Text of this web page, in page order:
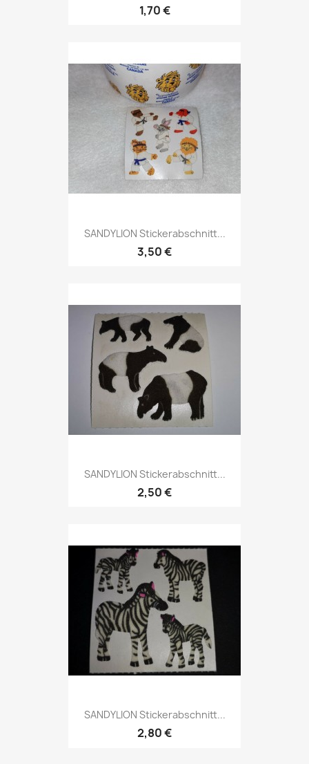
1,70 €
SANDYLION Stickerabschnitt...
3,50 €
SANDYLION Stickerabschnitt...
2,50 €
SANDYLION Stickerabschnitt...
2,80 €